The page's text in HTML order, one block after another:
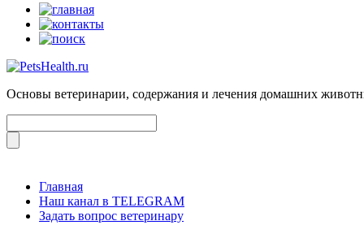
Основы ветеринарии, содержания и лечения домашних
Главная
Наш канал в TELEGRAM
Задать вопрос ветеринару